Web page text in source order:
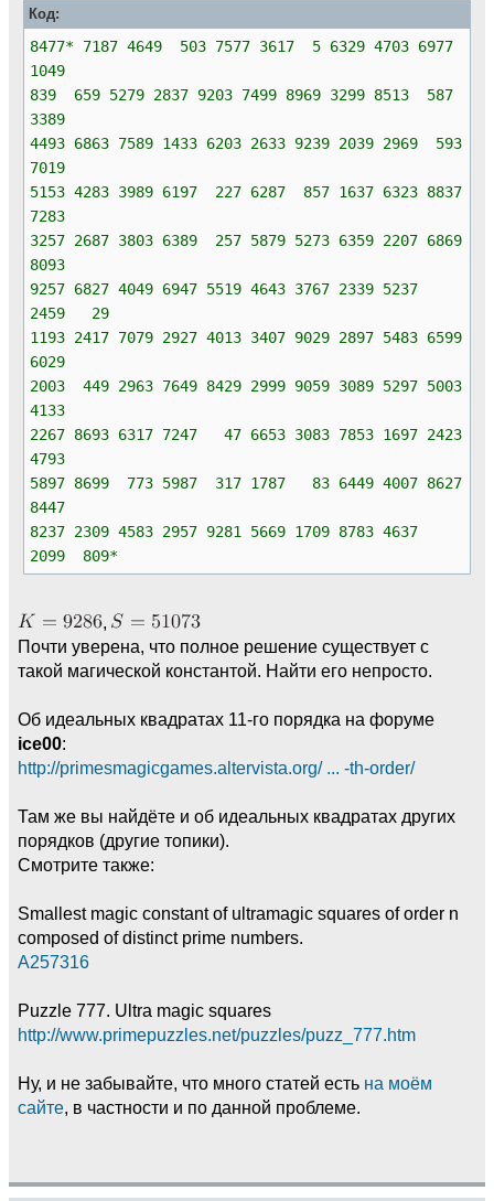
Код:
8477* 7187 4649 503 7577 3617 5 6329 4703 6977
1049
839 659 5279 2837 9203 7499 8969 3299 8513 587
3389
4493 6863 7589 1433 6203 2633 9239 2039 2969 593
7019
5153 4283 3989 6197 227 6287 857 1637 6323 8837
7283
3257 2687 3803 6389 257 5879 5273 6359 2207 6869
8093
9257 6827 4049 6947 5519 4643 3767 2339 5237
2459 29
1193 2417 7079 2927 4013 3407 9029 2897 5483 6599
6029
2003 449 2963 7649 8429 2999 9059 3089 5297 5003
4133
2267 8693 6317 7247 47 6653 3083 7853 1697 2423
4793
5897 8699 773 5987 317 1787 83 6449 4007 8627
8447
8237 2309 4583 2957 9281 5669 1709 8783 4637
2099 809*
,
Почти уверена, что полное решение существует с
такой магической константой. Найти его непросто.
Об идеальных квадратах 11-го порядка на форуме
ice00:
http://primesmagicgames.altervista.org/ ... -th-order/
Там же вы найдёте и об идеальных квадратах других
порядков (другие топики).
Смотрите также:
Smallest magic constant of ultramagic squares of order n
composed of distinct prime numbers.
A257316
Puzzle 777. Ultra magic squares
http://www.primepuzzles.net/puzzles/puzz_777.htm
Ну, и не забывайте, что много статей есть на моём
сайте, в частности и по данной проблеме.